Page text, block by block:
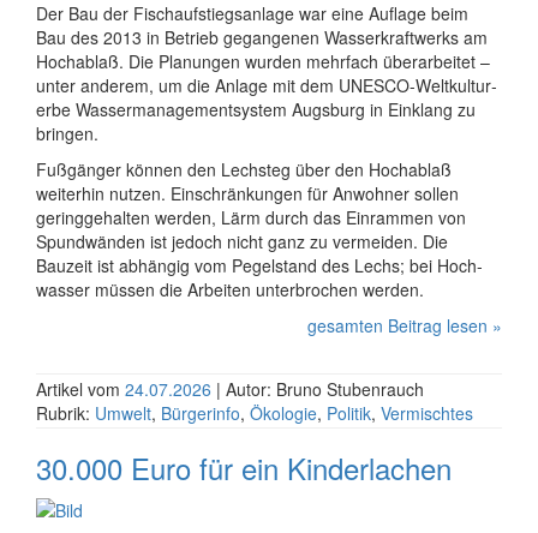
Der Bau der Fischaufstiegsanlage war eine Auflage beim
Bau des 2013 in Betrieb gegange­nen Wasser­kraft­werks am
Hochablaß. Die Planungen wurden mehrfach über­arbeitet –
unter anderem, um die Anlage mit dem UNESCO-Welt­kultur­
erbe Wasser­manage­ment­system Augsburg in Einklang zu
bringen.
Fußgänger können den Lechsteg über den Hochablaß
weiterhin nutzen. Ein­schrän­kungen für Anwohner sollen
gering­gehalten werden, Lärm durch das Einrammen von
Spund­wänden ist jedoch nicht ganz zu vermeiden. Die
Bauzeit ist abhängig vom Pegel­stand des Lechs; bei Hoch­
wasser müssen die Arbeiten unter­brochen werden.
gesamten Beitrag lesen »
Artikel vom 24.07.2026 | Autor: Bruno Stubenrauch
Rubrik: Umwelt, Bürgerinfo, Ökologie, Politik, Vermischtes
30.000 Euro für ein Kinderlachen